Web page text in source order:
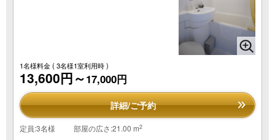
1名様料金( 3名様1室利用時 )
13,600円～17,000円
詳細/ご予約
定員:3名様 部屋の広さ:21.00 m2